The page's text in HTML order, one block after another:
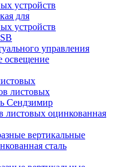
устройств
для
устройств
управления
освещение
листовых
Сендзимир
листовых оцинкованная
вертикальные
сталь